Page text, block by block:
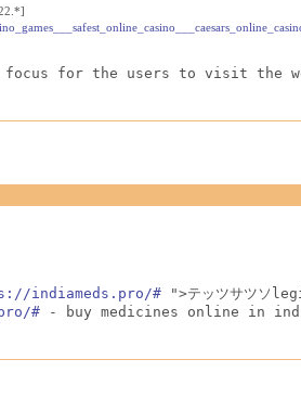
for the users to visit the
indiameds.pro/# ">テッツサツソ
# - buy medicines online in